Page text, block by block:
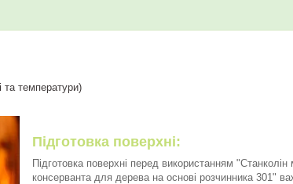
розчинника, вологості
Підготовка поверхні:
Підготовка поверхні перед використанням "Станколін
консерванта для дерева на основі розчинника 301"